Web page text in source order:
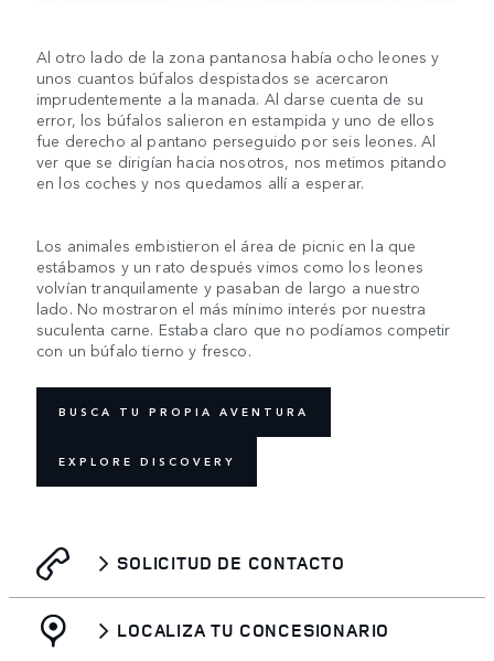
Al otro lado de la zona pantanosa había ocho leones y
unos cuantos búfalos despistados se acercaron
imprudentemente a la manada. Al darse cuenta de su
error, los búfalos salieron en estampida y uno de ellos
fue derecho al pantano perseguido por seis leones. Al
ver que se dirigían hacia nosotros, nos metimos pitando
en los coches y nos quedamos allí a esperar.
Los animales embistieron el área de picnic en la que
estábamos y un rato después vimos como los leones
volvían tranquilamente y pasaban de largo a nuestro
lado. No mostraron el más mínimo interés por nuestra
suculenta carne. Estaba claro que no podíamos competir
con un búfalo tierno y fresco.
BUSCA TU PROPIA AVENTURA
EXPLORE DISCOVERY
SOLICITUD DE CONTACTO
LOCALIZA TU CONCESIONARIO